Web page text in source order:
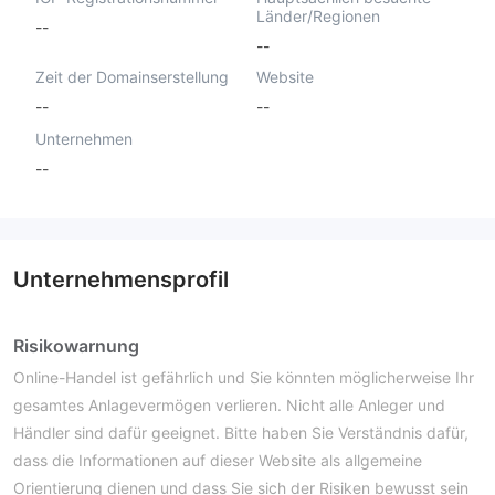
--
Länder/Regionen
--
Zeit der Domainserstellung
--
Website
--
Unternehmen
--
Unternehmensprofil
Risikowarnung
Online-Handel ist gefährlich und Sie könnten möglicherweise Ihr
gesamtes Anlagevermögen verlieren. Nicht alle Anleger und
Händler sind dafür geeignet. Bitte haben Sie Verständnis dafür,
dass die Informationen auf dieser Website als allgemeine
Orientierung dienen und dass Sie sich der Risiken bewusst sein